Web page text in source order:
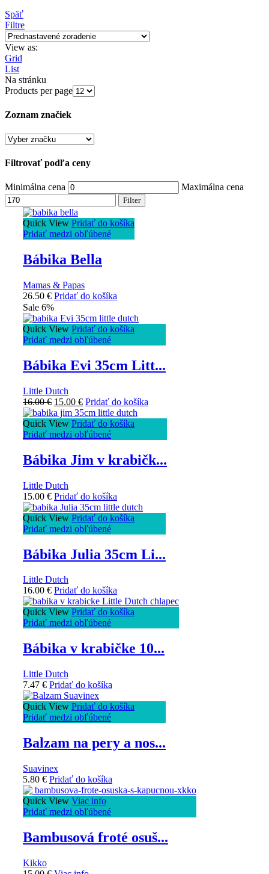
Späť
Filtre
View as:
Grid
List
Na stránku
Products per page
Zoznam značiek
Filtrovať podľa ceny
Minimálna cena Maximálna cena
Filter
Quick View Pridať do košíka
Pridať medzi obľúbené
Bábika Bella
Mamas & Papas
26.50 € Pridať do košíka
Sale 6%
Quick View Pridať do košíka
Pridať medzi obľúbené
Bábika Evi 35cm Litt...
Little Dutch
16.00€ 15.00 € Pridať do košíka
Quick View Pridať do košíka
Pridať medzi obľúbené
Bábika Jim v krabičk...
Little Dutch
15.00 € Pridať do košíka
Quick View Pridať do košíka
Pridať medzi obľúbené
Bábika Julia 35cm Li...
Little Dutch
16.00 € Pridať do košíka
Quick View Pridať do košíka
Pridať medzi obľúbené
Bábika v krabičke 10...
Little Dutch
7.47 € Pridať do košíka
Quick View Pridať do košíka
Pridať medzi obľúbené
Balzam na pery a nos...
Suavinex
5.80 € Pridať do košíka
Quick View Viac info
Pridať medzi obľúbené
Bambusová froté osuš...
Kikko